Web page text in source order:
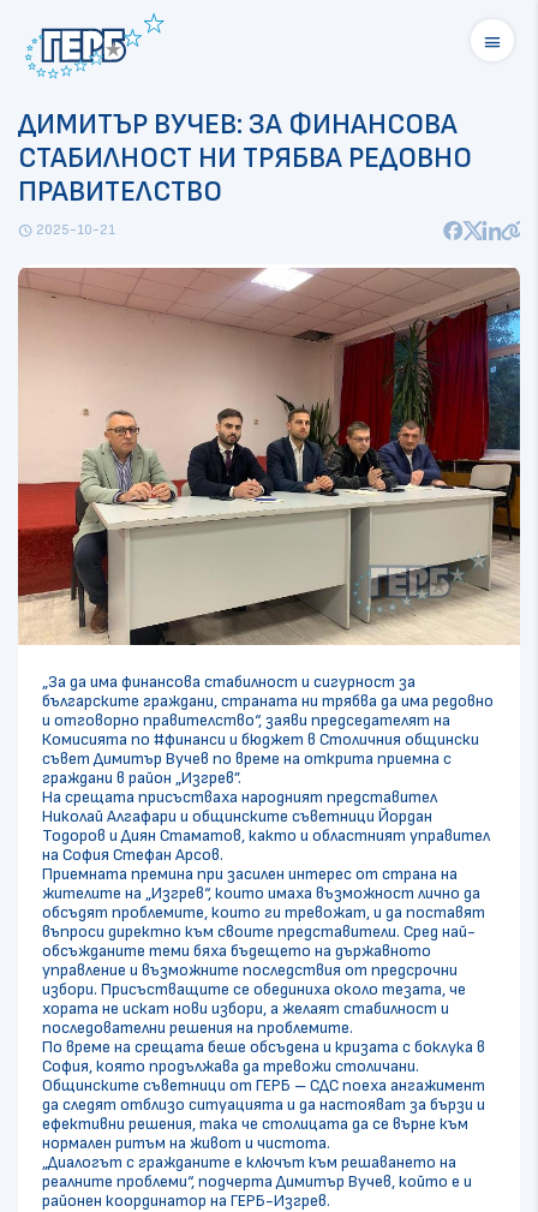
menu
ДИМИТЪР ВУЧЕВ: ЗА ФИНАНСОВА
СТАБИЛНОСТ НИ ТРЯБВА РЕДОВНО
ПРАВИТЕЛСТВО
schedule 2025-10-21
„За да има финансова стабилност и сигурност за
българските граждани, страната ни трябва да има редовно
и отговорно правителство“, заяви председателят на
Комисията по #финанси и бюджет в Столичния общински
съвет Димитър Вучев по време на открита приемна с
граждани в район „Изгрев”.
На срещата присъстваха народният представител
Николай Алгафари и общинските съветници Йордан
Тодоров и Диян Стаматов, както и областният управител
на София Стефан Арсов.
Приемната премина при засилен интерес от страна на
жителите на „Изгрев“, които имаха възможност лично да
обсъдят проблемите, които ги тревожат, и да поставят
въпроси директно към своите представители. Сред най-
обсъжданите теми бяха бъдещето на държавното
управление и възможните последствия от предсрочни
избори. Присъстващите се обединиха около тезата, че
хората не искат нови избори, а желаят стабилност и
последователни решения на проблемите.
По време на срещата беше обсъдена и кризата с боклука в
София, която продължава да тревожи столичани.
Общинските съветници от ГЕРБ – СДС поеха ангажимент
да следят отблизо ситуацията и да настояват за бързи и
ефективни решения, така че столицата да се върне към
нормален ритъм на живот и чистота.
„Диалогът с гражданите е ключът към решаването на
реалните проблеми“, подчерта Димитър Вучев, който е и
районен координатор на ГЕРБ-Изгрев.